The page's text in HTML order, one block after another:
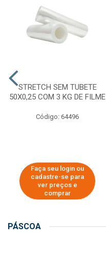
STRETCH SEM TUBETE
50X0,25 COM 3 KG DE FILME
Código: 64496
Faça seu login ou
cadastre-se para
ver preços e
comprar
PÁSCOA